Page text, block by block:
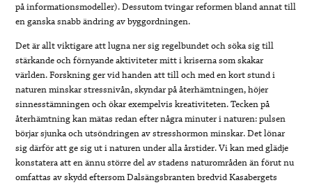
på informationsmodeller). Dessutom tvingar reformen bland annat till
en ganska snabb ändring av byggordningen.
Det är allt viktigare att lugna ner sig regelbundet och söka sig till
stärkande och förnyande aktiviteter mitt i kriserna som skakar
världen. Forskning ger vid handen att till och med en kort stund i
naturen minskar stressnivån, skyndar på återhämtningen, höjer
sinnesstämningen och ökar exempelvis kreativiteten. Tecken på
återhämtning kan mätas redan efter några minuter i naturen: pulsen
börjar sjunka och utsöndringen av stresshormon minskar. Det lönar
sig därför att ge sig ut i naturen under alla årstider. Vi kan med glädje
konstatera att en ännu större del av stadens naturområden än förut nu
omfattas av skydd eftersom Dalsängsbranten bredvid Kasabergets